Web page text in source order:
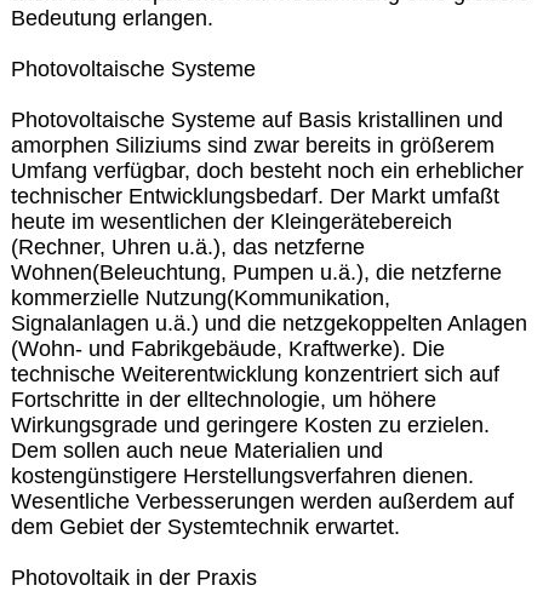
Bedeutung erlangen.
Photovoltaische Systeme
Photovoltaische Systeme auf Basis kristallinen und
amorphen Siliziums sind zwar bereits in größerem
Umfang verfügbar, doch besteht noch ein erheblicher
technischer Entwicklungsbedarf. Der Markt umfaßt
heute im wesentlichen der Kleingerätebereich
(Rechner, Uhren u.ä.), das netzferne
Wohnen(Beleuchtung, Pumpen u.ä.), die netzferne
kommerzielle Nutzung(Kommunikation,
Signalanlagen u.ä.) und die netzgekoppelten Anlagen
(Wohn- und Fabrikgebäude, Kraftwerke). Die
technische Weiterentwicklung konzentriert sich auf
Fortschritte in der elltechnologie, um höhere
Wirkungsgrade und geringere Kosten zu erzielen.
Dem sollen auch neue Materialien und
kostengünstigere Herstellungsverfahren dienen.
Wesentliche Verbesserungen werden außerdem auf
dem Gebiet der Systemtechnik erwartet.
Photovoltaik in der Praxis